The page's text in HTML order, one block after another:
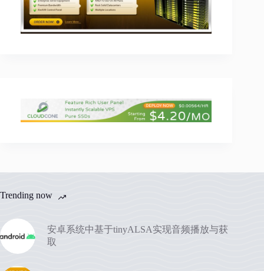
Trending now
安卓系统中基于tinyALSA实现音频播放与获
取